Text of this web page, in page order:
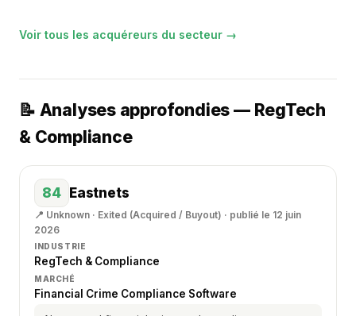
Voir tous les acquéreurs du secteur →
📝 Analyses approfondies — RegTech
& Compliance
84 Eastnets
📍 Unknown · Exited (Acquired / Buyout) · publié le 12 juin
2026
INDUSTRIE
RegTech & Compliance
MARCHÉ
Financial Crime Compliance Software